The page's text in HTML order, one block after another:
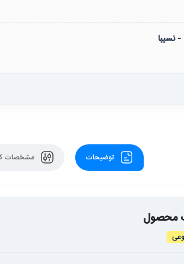
- نسیبا
توضیحات مشخصات
محصول